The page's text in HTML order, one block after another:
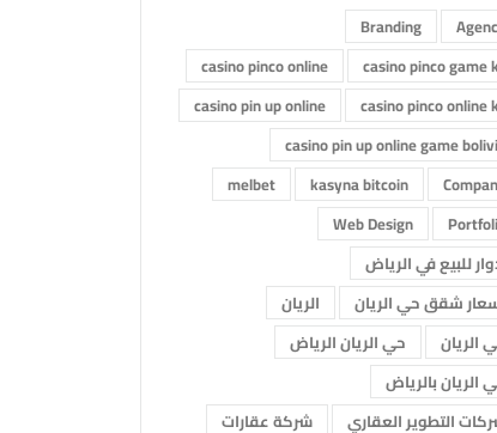
Branding
casino pinco game
casino pinco online
casino pinco online
casino pin up online
casino pin up online game
kasyna bitcoin
melbet
Web Design
للبيع في الرياض
شقق حي الريان
الريان
الريان
حي الريان الرياض
الريان بالرياض
التطوير العقاري
شركة عقارات